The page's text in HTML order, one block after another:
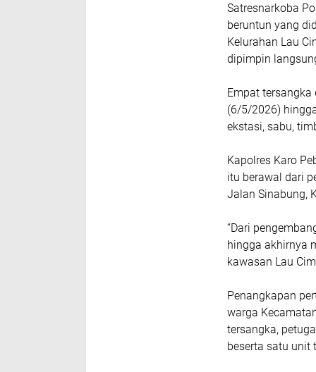
Satresnarkoba
beruntun yang
Kelurahan Lau
dipimpin
Empat
(6/5/2026)
ekstasi, sabu,
Kapolres Karo
itu berawal dari
Jalan Sinabung,
“Dari
hingga akhirnya
kawasan Lau
Penangkapan
warga
tersangka,
beserta satu unit